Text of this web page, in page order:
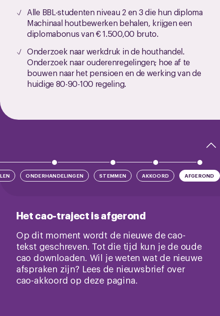
Alle BBL-studenten niveau 2 en 3 die hun diploma
Machinaal houtbewerken behalen, krijgen een
diplomabonus van € 1.500,00 bruto.
Onderzoek naar werkdruk in de houthandel.
Onderzoek naar ouderenregelingen; hoe af te
bouwen naar het pensioen en de werking van de
huidige 80-90-100 regeling.
ONDERHANDELINGEN STEMMEN AKKOORD AFGEROND
Het cao-traject is afgerond
Op dit moment wordt de nieuwe de cao-
tekst geschreven. Tot die tijd kun je de oude
cao downloaden. Wil je weten wat de nieuwe
afspraken zijn? Lees de nieuwsbrief over
cao-akkoord op deze pagina.